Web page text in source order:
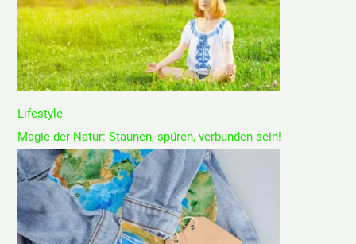
Lifestyle
Magie der Natur: Staunen, spüren, verbunden sein!